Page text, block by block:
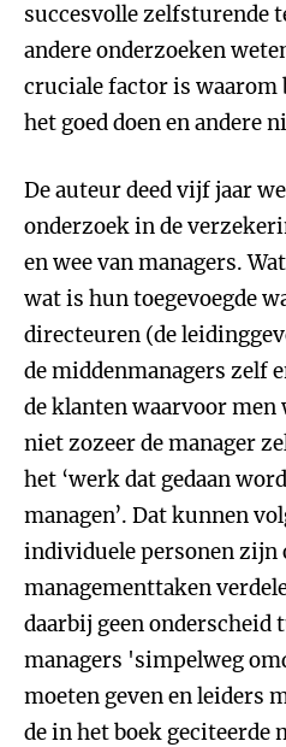
succesvolle zelfsturende
andere onderzoeken
cruciale factor is waarom
het goed doen en andere
De auteur deed vijf jaar
onderzoek in de
en wee van managers.
wat is hun toegevoegde
directeuren (de
de middenmanagers zelf
de klanten waarvoor
niet zozeer de manager
het ‘werk dat gedaan
managen’. Dat kunnen
individuele personen zijn
managementtaken
daarbij geen onderscheid
managers 'simpelweg
moeten geven en leiders
de in het boek geciteerde